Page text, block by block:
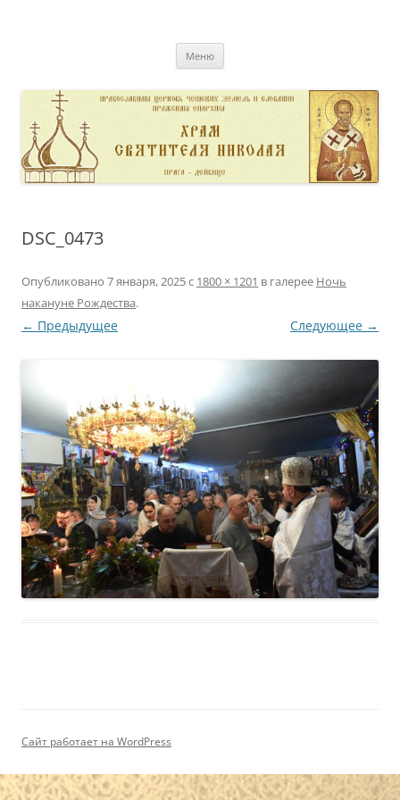
Меню
DSC_0473
Опубликовано 7 января, 2025с 1800 × 1201 в галерее Ночь
накануне Рождества.
← Предыдущее Следующее →
Сайт работает на WordPress